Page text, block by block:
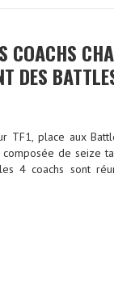
COACHS
DES
TF1, place aux
de seize
4 coachs sont